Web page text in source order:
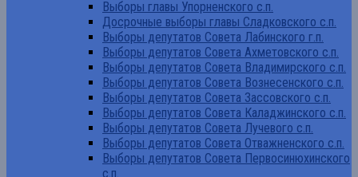
Выборы главы Упорненского с.п.
Досрочные выборы главы Сладковского с.п.
Выборы депутатов Совета Лабинского г.п.
Выборы депутатов Совета Ахметовского с.п.
Выборы депутатов Совета Владимирского с.п.
Выборы депутатов Совета Вознесенского с.п.
Выборы депутатов Совета Зассовского с.п.
Выборы депутатов Совета Каладжинского с.п.
Выборы депутатов Совета Лучевого с.п.
Выборы депутатов Совета Отважненского с.п.
Выборы депутатов Совета Первосинюхинского
с.п.